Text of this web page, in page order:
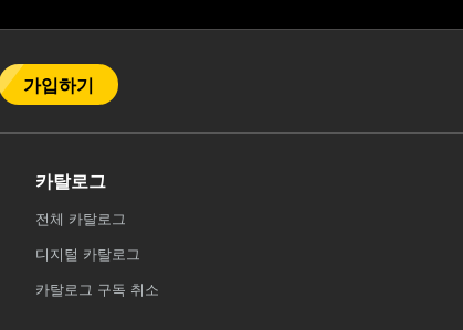
가입하기
카탈로그
전체 카탈로그
디지털 카탈로그
카탈로그 구독 취소